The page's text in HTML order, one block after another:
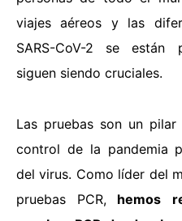
viajes aéreos y las
SARS-CoV-2 se están
siguen siendo cruciales.
Las pruebas son un
control de la pandemia
del virus. Como líder del
pruebas PCR, hemos